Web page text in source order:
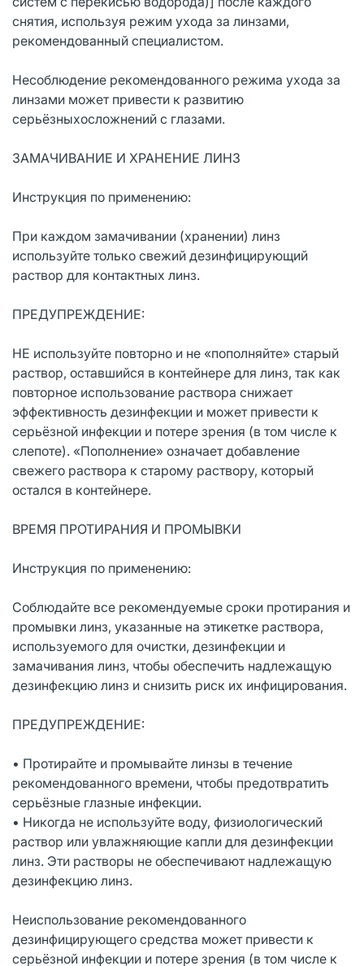
снятия, используя режим ухода за линзами,
рекомендованный специалистом.
Несоблюдение рекомендованного режима ухода за
линзами может привести к развитию
серьёзныхосложнений с глазами.
ЗАМАЧИВАНИЕ И ХРАНЕНИЕ ЛИНЗ
Инструкция по применению:
При каждом замачивании (хранении) линз
используйте только свежий дезинфицирующий
раствор для контактных линз.
ПРЕДУПРЕЖДЕНИЕ:
НЕ используйте повторно и не «пополняйте» старый
раствор, оставшийся в контейнере для линз, так как
повторное использование раствора снижает
эффективность дезинфекции и может привести к
серьёзной инфекции и потере зрения (в том числе к
слепоте). «Пополнение» означает добавление
свежего раствора к старому раствору, который
остался в контейнере.
ВРЕМЯ ПРОТИРАНИЯ И ПРОМЫВКИ
Инструкция по применению:
Соблюдайте все рекомендуемые сроки протирания и
промывки линз, указанные на этикетке раствора,
используемого для очистки, дезинфекции и
замачивания линз, чтобы обеспечить надлежащую
дезинфекцию линз и снизить риск их инфицирования.
ПРЕДУПРЕЖДЕНИЕ:
• Протирайте и промывайте линзы в течение
рекомендованного времени, чтобы предотвратить
серьёзные глазные инфекции.
• Никогда не используйте воду, физиологический
раствор или увлажняющие капли для дезинфекции
линз. Эти растворы не обеспечивают надлежащую
дезинфекцию линз.
Неиспользование рекомендованного
дезинфицирующего средства может привести к
серьёзной инфекции и потере зрения (в том числе к